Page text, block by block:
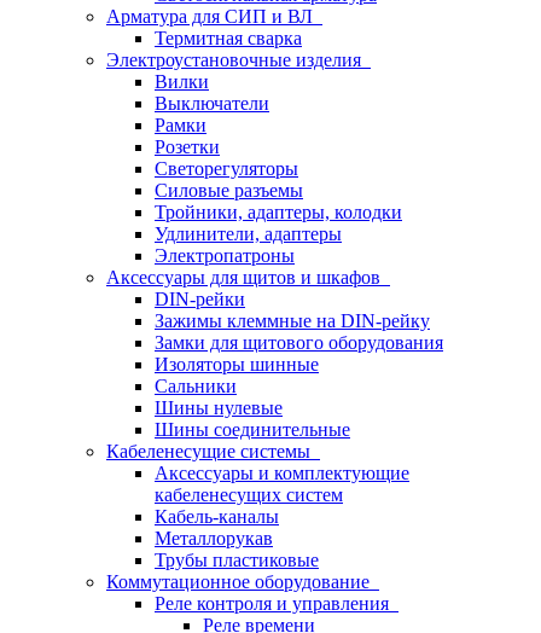
Арматура для СИП и ВЛ
Термитная сварка
Электроустановочные изделия
Вилки
Выключатели
Рамки
Розетки
Светорегуляторы
Силовые разъемы
Тройники, адаптеры, колодки
Удлинители, адаптеры
Электропатроны
Аксессуары для щитов и шкафов
DIN-рейки
Зажимы клеммные на DIN-рейку
Замки для щитового оборудования
Изоляторы шинные
Сальники
Шины нулевые
Шины соединительные
Кабеленесущие системы
Аксессуары и комплектующие
кабеленесущих систем
Кабель-каналы
Металлорукав
Трубы пластиковые
Коммутационное оборудование
Реле контроля и управления
Реле времени